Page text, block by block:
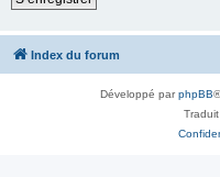
Index du forum
Développé parphpBB